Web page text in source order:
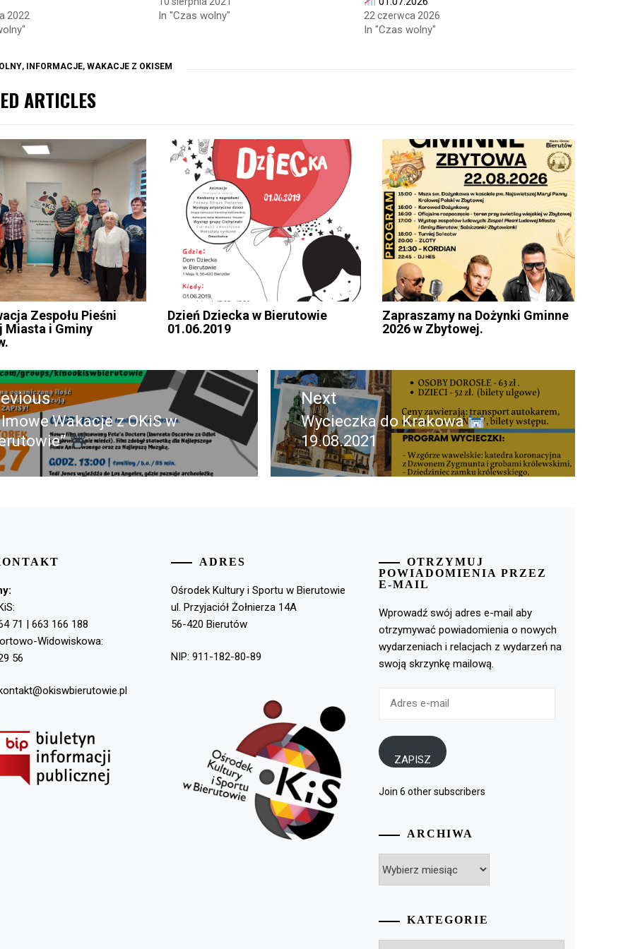
2022 In "Czas wolny" 22 czerwca 2026
In "Czas wolny"
, INFORMACJE,WAKACJE Z OKISEM
ARTICLES
Zespołu Pieśni
Miasta i Gminy
Dzień Dziecka w Bierutowie
01.06.2019
Zapraszamy na Dożynki Gminne
2026 w Zbytowej.
Wakacje z OKiS w
Next
Next
post:
Wycieczka do Krakowa
19.08.2021
71 | 663 166 188
Widowiskowa:
56
ADRES
Ośrodek Kultury i Sportu w Bierutowie
ul. Przyjaciół Żołnierza 14A
56-420 Bierutów
NIP: 911-182-80-89
OTRZYMUJ
POWIADOMIENIA PRZEZ
E-MAIL
Wprowadź swój adres e-mail aby
otrzymywać powiadomienia o nowych
wydarzeniach i relacjach z wydarzeń na
swoją skrzynkę mailową.
ZAPISZ
Join 6 other subscribers
ARCHIWA
KATEGORIE